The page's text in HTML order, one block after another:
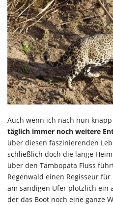
Auch wenn ich nach nun
täglich immer noch weitere
über diesen faszinierenden
schließlich doch die lange
über den Tambopata Fluss
Regenwald einen Regisseur
am sandigen Ufer plötzlich ein
der das Boot noch eine ganze